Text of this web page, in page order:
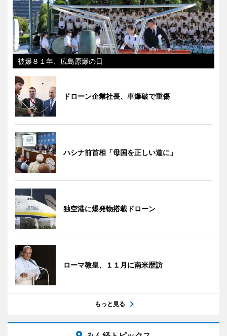
被爆８１年、広島原爆の日
ドローン企業社長、車爆破で重傷
ハシナ前首相「母国を正しい道に」
独空港に爆発物搭載ドローン
ローマ教皇、１１月に南米歴訪
もっと見る